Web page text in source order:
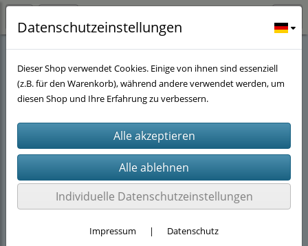
Abverkauf(14)
Datenschutzeinstellungen
Dieser Shop verwendet Cookies. Einige von ihnen sind essenziell
(z.B. für den Warenkorb), während andere verwendet werden, um
diesen Shop und Ihre Erfahrung zu verbessern.
Individuelle Datenschutzeinstellungen
Impressum | Datenschutz